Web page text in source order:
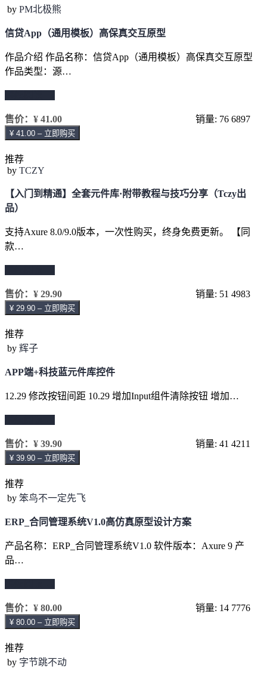
by PM北极熊
信贷App（通用模板）高保真交互原型
作品介绍 作品名称：信贷App（通用模板）高保真交互原型
作品类型：源…
售价： ¥ 41.00 销量: 76 6897
¥ 41.00 – 立即购买
推荐
by TCZY
【入门到精通】全套元件库·附带教程与技巧分享（Tczy出
品）
支持Axure 8.0/9.0版本，一次性购买，终身免费更新。 【同
款…
售价： ¥ 29.90 销量: 51 4983
¥ 29.90 – 立即购买
推荐
by 辉子
APP端+科技蓝元件库控件
12.29 修改按钮间距 10.29 增加Input组件清除按钮 增加…
售价： ¥ 39.90 销量: 41 4211
¥ 39.90 – 立即购买
推荐
by 笨鸟不一定先飞
ERP_合同管理系统V1.0高仿真原型设计方案
产品名称：ERP_合同管理系统V1.0 软件版本：Axure 9 产
品…
售价： ¥ 80.00 销量: 14 7776
¥ 80.00 – 立即购买
推荐
by 字节跳不动